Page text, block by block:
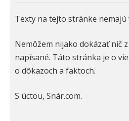
Texty na tejto stránke nemajú
Nemôžem nijako dokázať nič
napísané. Táto stránka je o
o dôkazoch a faktoch.
S úctou, Snár.com.